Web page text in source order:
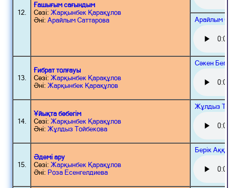
12.
Ғашығым сағындым
Сөзі: Жарқынбек Қарақұлов
Әні: Арайлым Саттарова Арайлым
13.
Ғибрат толғауы
Сөзі: Жарқынбек Қарақұлов
Әні: Жарқынбек Қарақұлов
Сәкен
14.
Ұйықта бөбегім
Сөзі: Жарқынбек Қарақұлов
Әні: Жұлдыз Тойбекова
Жұлдыз
15.
Әдемі ару
Сөзі: Жарқынбек Қарақұлов
Әні: Роза Есенгелдиева
Берік